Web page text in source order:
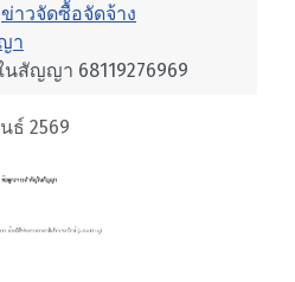
ข่าวจัดซื้อจัดจ้าง
า
สัญญา 68119276969
ธ์ 2569